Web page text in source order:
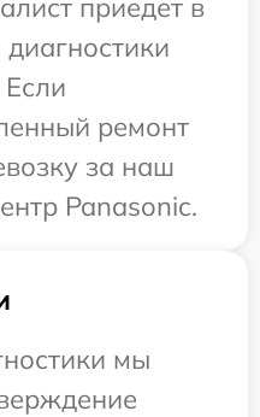
приедет в
ремонт
за наш
Panasonic.
мы